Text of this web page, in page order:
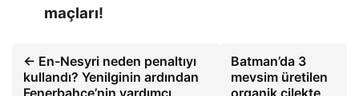
maçları!
← En-Nesyri neden penaltıyı
kullandı? Yenilginin ardından
Fenerbahçe’nin yardımcı
Batman’da 3
mevsim üretilen
organik çilekte